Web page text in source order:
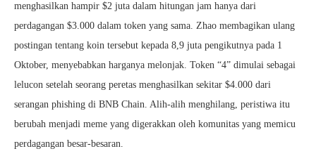
menghasilkan hampir $2 juta dalam hitungan jam hanya dari
perdagangan $3.000 dalam token yang sama. Zhao membagikan ulang
postingan tentang koin tersebut kepada 8,9 juta pengikutnya pada 1
Oktober, menyebabkan harganya melonjak. Token “4” dimulai sebagai
lelucon setelah seorang peretas menghasilkan sekitar $4.000 dari
serangan phishing di BNB Chain. Alih-alih menghilang, peristiwa itu
berubah menjadi meme yang digerakkan oleh komunitas yang memicu
perdagangan besar-besaran.